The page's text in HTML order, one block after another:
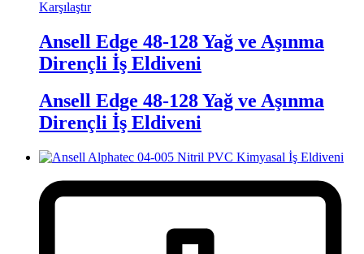
Karşılaştır
Ansell Edge 48-128 Yağ ve Aşınma
Dirençli İş Eldiveni
Ansell Edge 48-128 Yağ ve Aşınma
Dirençli İş Eldiveni